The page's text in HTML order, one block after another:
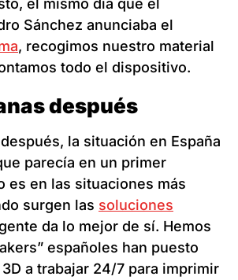
Sánchez anunciaba el
, recogimos nuestro material
todo el dispositivo.
después
la situación en España
parecía en un primer
es en las situaciones más
surgen las soluciones
da lo mejor de sí. Hemos
españoles han puesto
a trabajar 24/7 para imprimir